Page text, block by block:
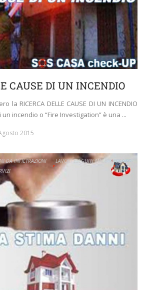
CAUSE DI UN INCENDIO
la RICERCA DELLE CAUSE DI UN INCENDIO
incendio o “Fire Investigation” è una ...
2015
DA INFILTRAZIONI LAVORI ESEGUITI MALE
PERIZIE